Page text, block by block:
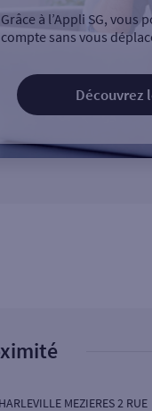
Grâce à l’Appli SG, vous
compte sans vous
Découvrez
MEZIERES 2 RUE